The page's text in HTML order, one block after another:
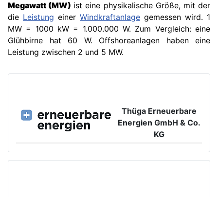
Megawatt (MW) ist eine physikalische Größe, mit der
die Leistung einer Windkraftanlage gemessen wird. 1
MW = 1000 kW = 1.000.000 W. Zum Vergleich: eine
Glühbirne hat 60 W. Offshoreanlagen haben eine
Leistung zwischen 2 und 5 MW.
Thüga Erneuerbare
Energien GmbH & Co.
KG
www.ee.thuega.de